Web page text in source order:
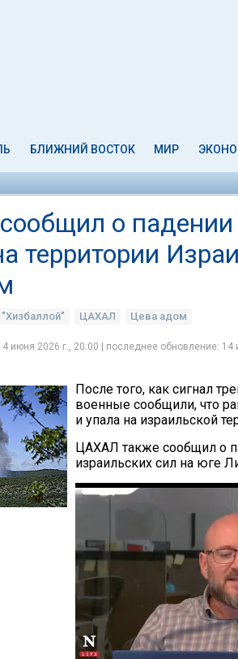
БЛИЖНИЙ ВОСТОК МИР
о
территории
"Хизбаллой" ЦАХАЛ Цева адом
июня 2026 г., 20:00 | последнее обновление: 14
После того, как сигнал
военные сообщили, что
и упала на израильской
ЦАХАЛ также сообщил о
израильских сил на юге